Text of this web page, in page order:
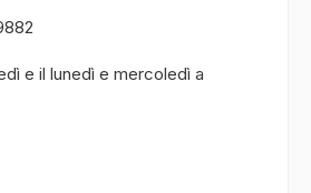
e il lunedì e mercoledì a